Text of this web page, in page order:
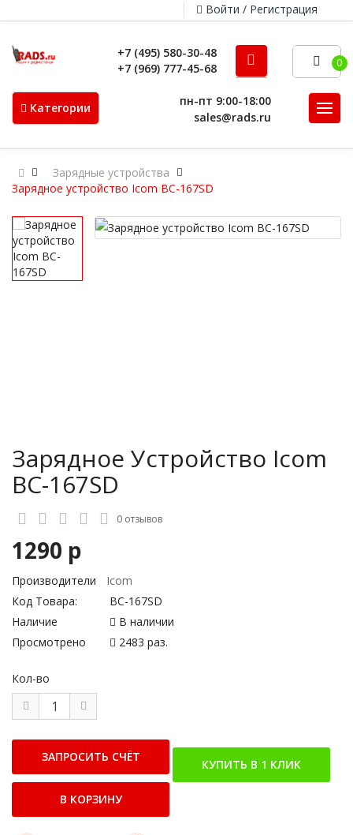
Войти / Регистрация
+7 (495) 580-30-48
+7 (969) 777-45-68
0
Категории
пн-пт 9:00-18:00
sales@rads.ru
Зарядные устройства
Зарядное устройство Icom BC-167SD
Зарядное Устройство Icom
BC-167SD
0 отзывов
1290 р
Производители
Icom
Код Товара:
BC-167SD
Наличие
В наличии
Просмотрено
2483 раз.
Кол-во